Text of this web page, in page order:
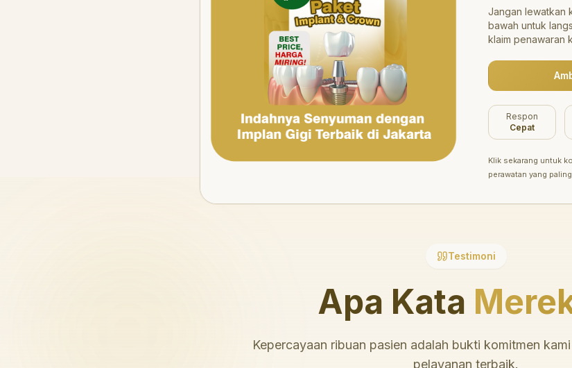
Belum ada promo tersedia saat ini.
Testimoni
Apa Kata
Kepercayaan ribuan pasien adalah bukti komitmen
pelayanan terbaik.
Jangan lewatkan
bawah untuk
klaim penawaran
Respon
Cepat
Klik sekarang untuk
perawatan yang